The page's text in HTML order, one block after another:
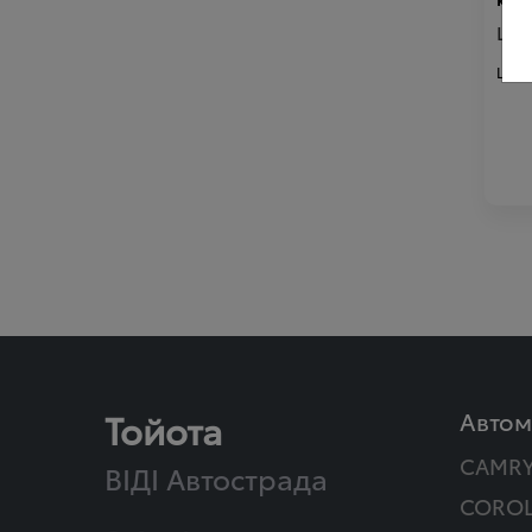
Ціна
Тойота
ВІДІ Автострада